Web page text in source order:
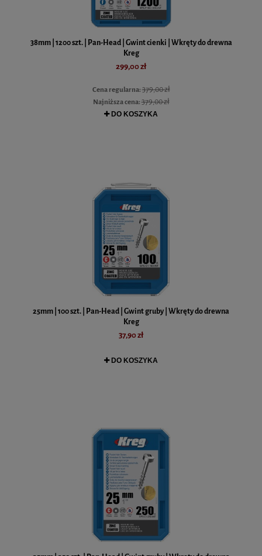
38mm | 1200 szt. | Pan-Head | Gwint cienki | Wkręty do drewna
Kreg
299,00 zł
Cena regularna:379,00 zł
Najniższa cena:379,00 zł
DO KOSZYKA
25mm | 100 szt. | Pan-Head | Gwint gruby | Wkręty do drewna
Kreg
37,90 zł
DO KOSZYKA